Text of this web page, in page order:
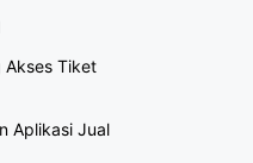
Akses Tiket
Aplikasi Jual